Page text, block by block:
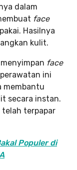
dalam
face
Hasilnya
kulit.
face
ini
membantu
secara instan.
terpapar
Populer di